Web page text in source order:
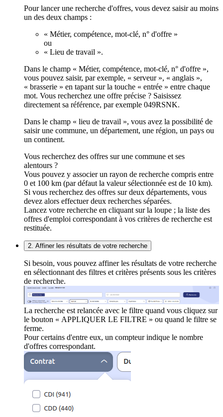
Pour lancer une recherche d'offres, vous devez saisir au moins
un des deux champs :
« Métier, compétence, mot-clé, n° d'offre »
ou
« Lieu de travail ».
Dans le champ « Métier, compétence, mot-clé, n° d'offre »,
vous pouvez saisir, par exemple, « serveur », « anglais »,
« brasserie » en tapant sur la touche « entrée » entre chaque
mot. Vous recherchez une offre précise ? Saisissez
directement sa référence, par exemple 049RSNK.
Dans le champ « lieu de travail », vous avez la possibilité de
saisir une commune, un département, une région, un pays ou
un continent.
Vous recherchez des offres sur une commune et ses
alentours ?
Vous pouvez y associer un rayon de recherche compris entre
0 et 100 km (par défaut la valeur sélectionnée est de 10 km).
Si vous recherchez des offres sur deux départements, vous
devez alors effectuer deux recherches séparées.
Lancez votre recherche en cliquant sur la loupe ; la liste des
offres d'emploi correspondant à vos critères de recherche est
restituée.
2. Affiner les résultats de votre recherche
Si besoin, vous pouvez affiner les résultats de votre recherche
en sélectionnant des filtres et critères présents sous les critères
de recherche.
La recherche est relancée avec le filtre quand vous cliquez sur
le bouton « APPLIQUER LE FILTRE » ou quand le filtre se
ferme.
Pour certains d'entre eux, un compteur indique le nombre
d'offres correspondant.